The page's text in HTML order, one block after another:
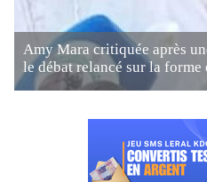
Amy Mara critiquée après
le débat relancé sur la forme